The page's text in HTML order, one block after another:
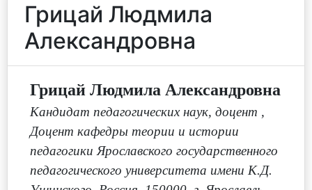
Грицай Людмила
Александровна
Грицай Людмила Александровна
Кандидат педагогических наук, доцент ,
Доцент кафедры теории и истории
педагогики Ярославского государственного
педагогического университета имени К.Д.